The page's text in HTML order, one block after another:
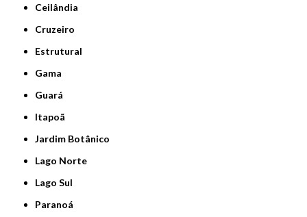
Ceilândia
Cruzeiro
Estrutural
Gama
Guará
Itapoã
Jardim Botânico
Lago Norte
Lago Sul
Paranoá